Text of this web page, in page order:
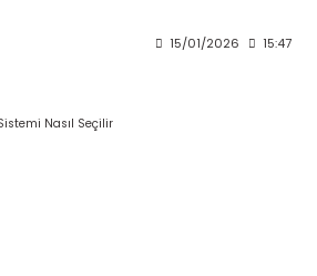
15/01/2026 15:47